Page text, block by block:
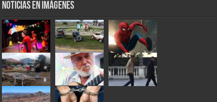
Noticias en Imágenes